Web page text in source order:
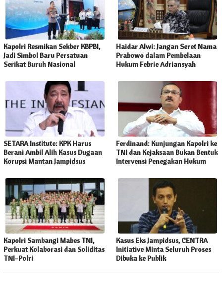
Kapolri Resmikan Sekber KBPBI,
Jadi Simbol Baru Persatuan
Serikat Buruh Nasional
Haidar Alwi: Jangan Seret Nama
Prabowo dalam Pembelaan
Hukum Febrie Adriansyah
SETARA Institute: KPK Harus
Berani Ambil Alih Kasus Dugaan
Korupsi Mantan Jampidsus
Ferdinand: Kunjungan Kapolri ke
TNI dan Kejaksaan Bukan Bentuk
Intervensi Penegakan Hukum
Kapolri Sambangi Mabes TNI,
Perkuat Kolaborasi dan Soliditas
TNI-Polri
Kasus Eks Jampidsus, CENTRA
Initiative Minta Seluruh Proses
Dibuka ke Publik